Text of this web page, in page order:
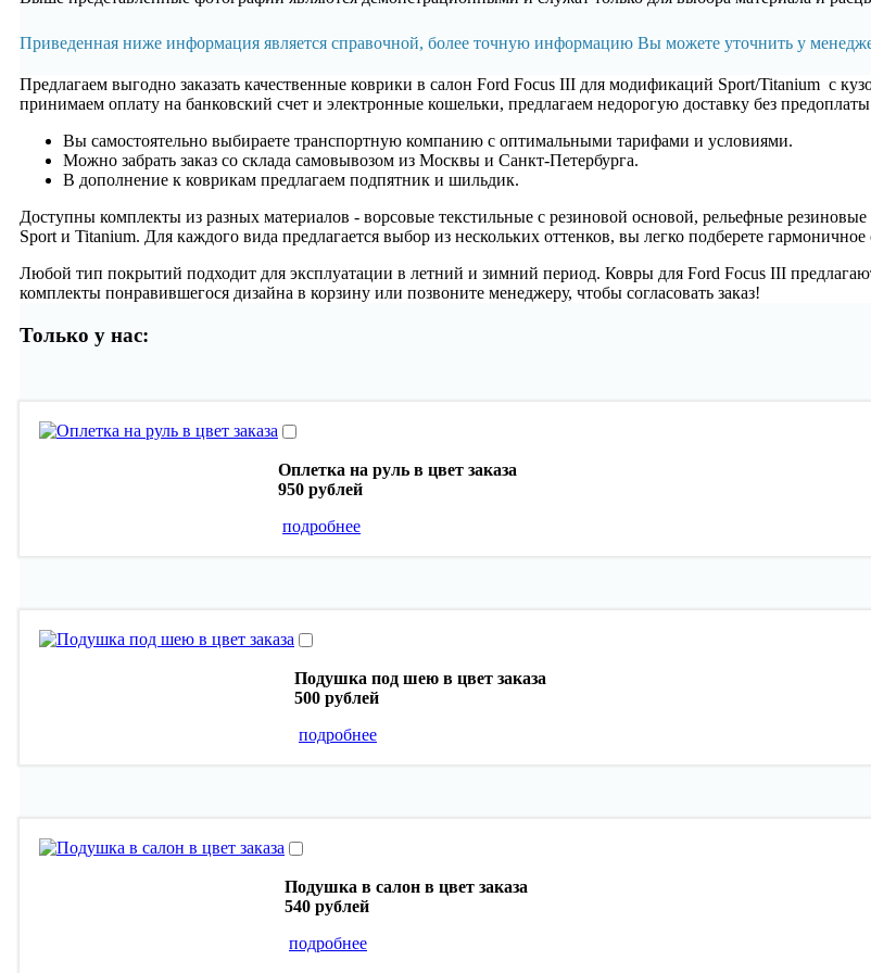
Приведенная ниже информация является справочной, более точную информацию Вы можете уточнить у
Предлагаем выгодно заказать качественные коврики в салон Ford Focus III для модификаций Sport/Titanium с
принимаем оплату на банковский счет и электронные кошельки, предлагаем недорогую доставку без
Вы самостоятельно выбираете транспортную компанию с оптимальными тарифами и условиями.
Можно забрать заказ со склада самовывозом из Москвы и Санкт-Петербурга.
В дополнение к коврикам предлагаем подпятник и шильдик.
Доступны комплекты из разных материалов - ворсовые текстильные с резиновой основой, рельефные
Sport и Titanium. Для каждого вида предлагается выбор из нескольких оттенков, вы легко подберете
Любой тип покрытий подходит для эксплуатации в летний и зимний период. Ковры для Ford Focus III
комплекты понравившегося дизайна в корзину или позвоните менеджеру, чтобы согласовать заказ!
Только у нас:
Оплетка на руль в цвет заказа
950 рублей
подробнее
Подушка под шею в цвет заказа
500 рублей
подробнее
Подушка в салон в цвет заказа
540 рублей
подробнее